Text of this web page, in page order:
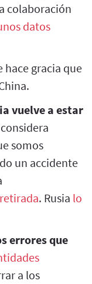
colaboración
datos
hace gracia que
vuelve a estar
somos
un accidente
. Rusia lo
errores que
a los